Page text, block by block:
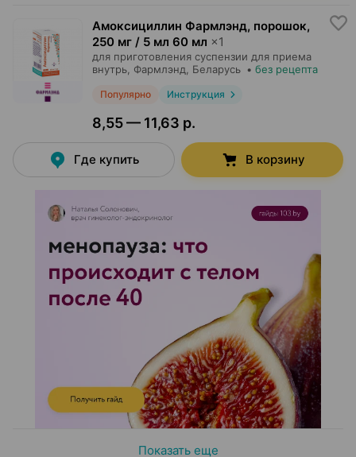
Амоксициллин Фармлэнд, порошок,
250 мг / 5 мл 60 мл ×1
для приготовления суспензии для приема
внутрь, Фармлэнд , Беларусь • без рецепта
Популярно Инструкция
8,55 — 11,63 р.
Где купить В корзину
Показать еще